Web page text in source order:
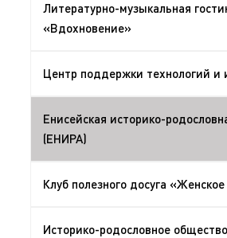
Литературно-музыкальная
«Вдохновение»
Центр поддержки технологий и
Енисейская историко-
(ЕНИРА)
Клуб полезного досуга
Историко-родословное общество